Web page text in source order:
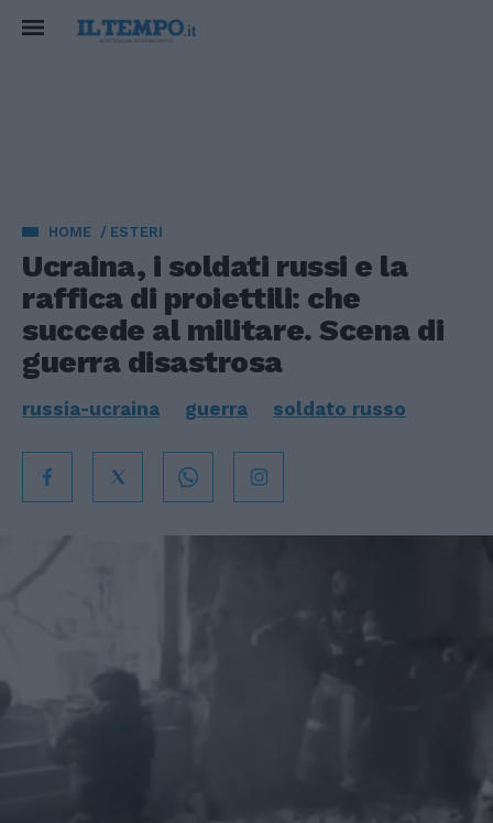
HOME ESTERI
Ucraina, i soldati russi e la
raffica di proiettili: che
succede al militare. Scena di
guerra disastrosa
russia-ucraina guerra soldato russo